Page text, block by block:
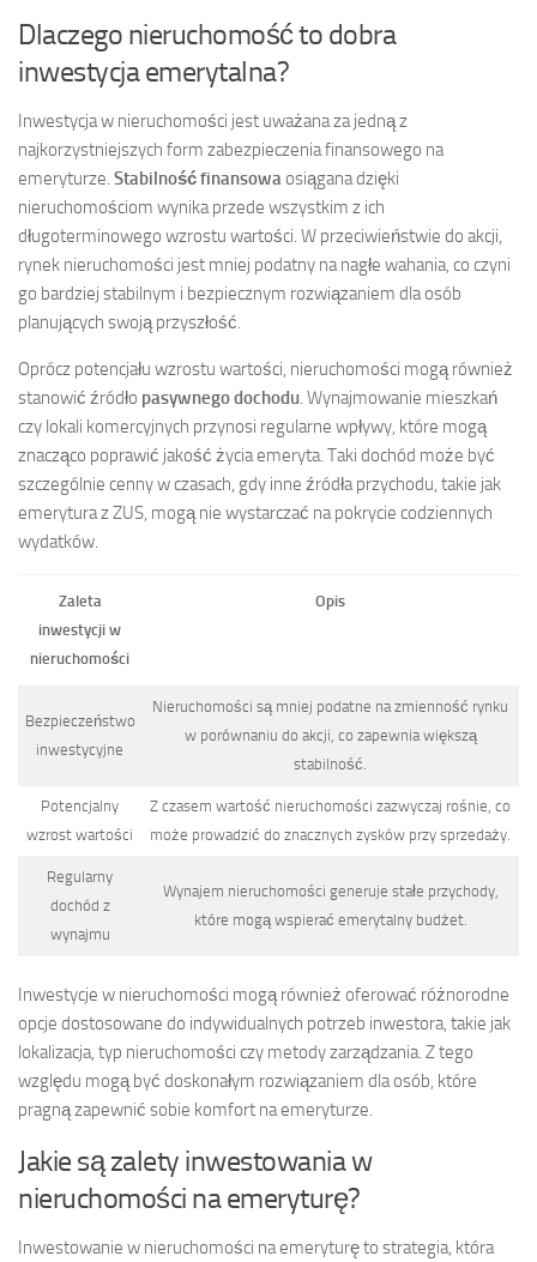
Dlaczego nieruchomość to dobra
inwestycja emerytalna?
Inwestycja w nieruchomości jest uważana za jedną z
najkorzystniejszych form zabezpieczenia finansowego na
emeryturze. Stabilność finansowaosiągana dzięki
nieruchomościom wynika przede wszystkim z ich
długoterminowego wzrostu wartości. W przeciwieństwie do akcji,
rynek nieruchomości jest mniej podatny na nagłe wahania, co czyni
go bardziej stabilnym i bezpiecznym rozwiązaniem dla osób
planujących swoją przyszłość.
Oprócz potencjału wzrostu wartości, nieruchomości mogą również
stanowić źródło pasywnego dochodu. Wynajmowanie mieszkań
czy lokali komercyjnych przynosi regularne wpływy, które mogą
znacząco poprawić jakość życia emeryta. Taki dochód może być
szczególnie cenny w czasach, gdy inne źródła przychodu, takie jak
emerytura z ZUS, mogą nie wystarczać na pokrycie codziennych
wydatków.
Zaleta
inwestycji w
nieruchomości
Opis
Bezpieczeństwo
inwestycyjne
Nieruchomości są mniej podatne na zmienność rynku
w porównaniu do akcji, co zapewnia większą
stabilność.
Potencjalny
wzrost wartości
Z czasem wartość nieruchomości zazwyczaj rośnie, co
może prowadzić do znacznych zysków przy sprzedaży.
Regularny
dochód z
wynajmu
Wynajem nieruchomości generuje stałe przychody,
które mogą wspierać emerytalny budżet.
Inwestycje w nieruchomości mogą również oferować różnorodne
opcje dostosowane do indywidualnych potrzeb inwestora, takie jak
lokalizacja, typ nieruchomości czy metody zarządzania. Z tego
względu mogą być doskonałym rozwiązaniem dla osób, które
pragną zapewnić sobie komfort na emeryturze.
Jakie są zalety inwestowania w
nieruchomości na emeryturę?
Inwestowanie w nieruchomości na emeryturę to strategia, która